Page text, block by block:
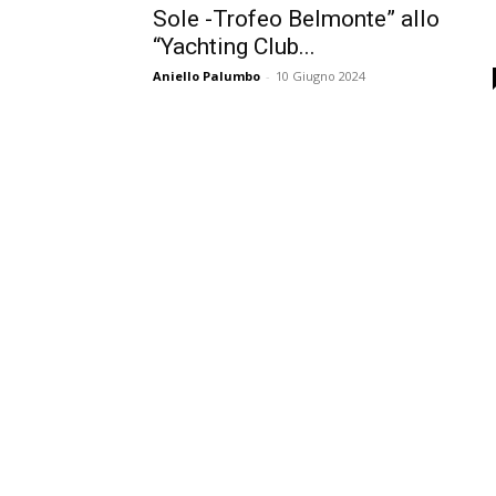
Sole -Trofeo Belmonte” allo
“Yachting Club...
Aniello Palumbo - 10 Giugno 2024